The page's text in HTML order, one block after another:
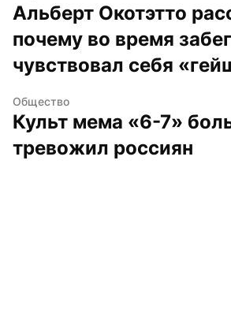
Альберт Окотэтто
почему во время
чувствовал себя
Общество
Культ мема «6-7»
тревожил россиян